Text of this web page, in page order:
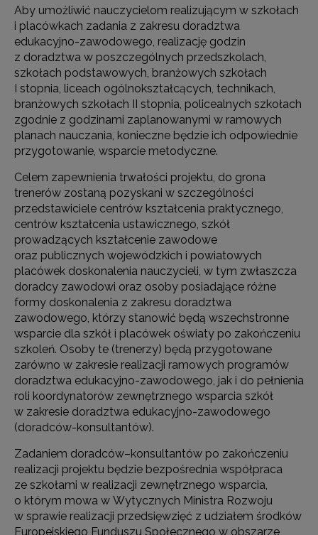
Aby umożliwić nauczycielom realizującym w szkołach
i placówkach zadania z zakresu doradztwa
edukacyjno-zawodowego, realizację godzin
z doradztwa w poszczególnych przedszkolach,
szkołach podstawowych, branżowych szkołach
I stopnia, liceach ogólnokształcących, technikach,
branżowych szkołach II stopnia, policealnych szkołach
zgodnie z godzinami zaplanowanymi w ramowych
planach nauczania, konieczne będzie ich odpowiednie
przygotowanie, wsparcie metodyczne.
Celem zapewnienia trwałości projektu, do grona
trenerów zostaną pozyskani w szczególności
przedstawiciele centrów kształcenia praktycznego,
centrów kształcenia ustawicznego, szkół
prowadzących kształcenie zawodowe
oraz publicznych wojewódzkich i powiatowych
placówek doskonalenia nauczycieli, w tym zwłaszcza
doradcy zawodowi oraz osoby posiadające różne
formy doskonalenia z zakresu doradztwa
zawodowego, którzy stanowić będą wszechstronne
wsparcie dla szkół i placówek oświaty po zakończeniu
szkoleń. Osoby te (trenerzy) będą przygotowane
zarówno w zakresie realizacji ramowych programów
doradztwa edukacyjno-zawodowego, jak i do pełnienia
roli koordynatorów zewnętrznego wsparcia szkół
w zakresie doradztwa edukacyjno-zawodowego
(doradców-konsultantów).
Zadaniem doradców–konsultantów po zakończeniu
realizacji projektu będzie bezpośrednia współpraca
ze szkołami w realizacji zewnętrznego wsparcia,
o którym mowa w Wytycznych Ministra Rozwoju
w sprawie realizacji przedsięwzięć z udziałem środków
Europejskiego Funduszu Społecznego w obszarze